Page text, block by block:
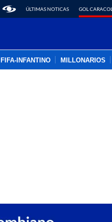
ÚLTIMAS NOTICAS GOL CARACOL
FIFA-INFANTINO MILLONARIOS